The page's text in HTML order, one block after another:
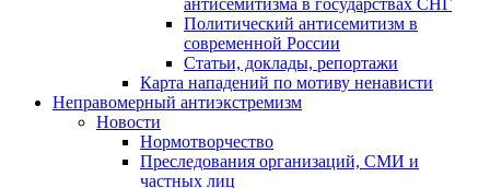
антисемитизма в государствах СНГ
Политический антисемитизм в
современной России
Статьи, доклады, репортажи
Карта нападений по мотиву ненависти
Неправомерный антиэкстремизм
Новости
Нормотворчество
Преследования организаций, СМИ и
частных лиц